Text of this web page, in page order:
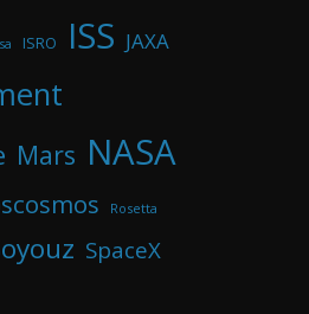
ISRO ISS JAXA
Mars NASA
Rosetta
SpaceX